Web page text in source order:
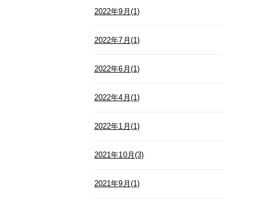
2022年9月(1)
2022年7月(1)
2022年6月(1)
2022年4月(1)
2022年1月(1)
2021年10月(3)
2021年9月(1)